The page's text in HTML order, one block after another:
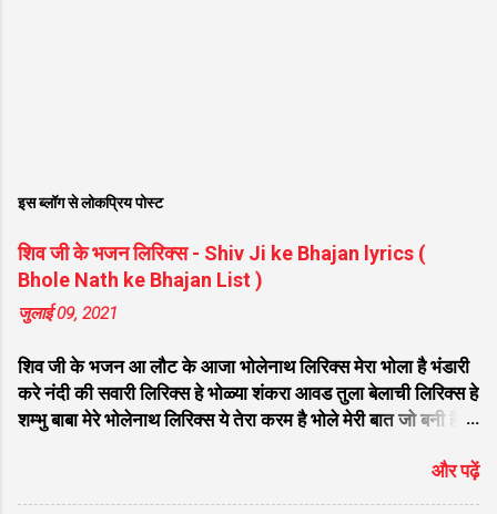
इस ब्लॉग से लोकप्रिय पोस्ट
शिव जी के भजन लिरिक्स - Shiv Ji ke Bhajan lyrics (
Bhole Nath ke Bhajan List )
जुलाई 09, 2021
शिव जी के भजन आ लौट के आजा भोलेनाथ लिरिक्स मेरा भोला है भंडारी
करे नंदी की सवारी लिरिक्स हे भोळ्या शंकरा आवड तुला बेलाची लिरिक्स हे
शम्भु बाबा मेरे भोलेनाथ लिरिक्स ये तेरा करम है भोले मेरी बात जो बनी है
गुलशन सा मेरे भोलेनाथ आये है लिरिक्स नगर में जोगी आया भेद कोई
समझ ना पाया लिरिक्स शिवजी तेरे द्वार हम भी आयेंगे लिरिक्स सांसो की
और पढ़ें